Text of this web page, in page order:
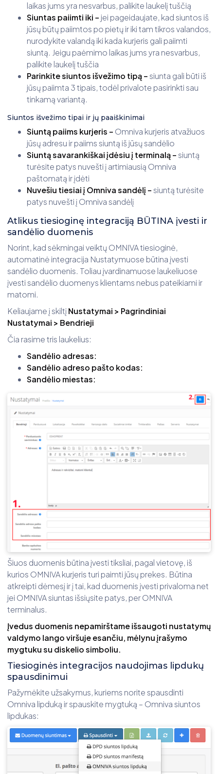
laikas jums yra nesvarbus, palikite laukelį tuščią
Siuntas paiimti iki – jei pageidaujate, kad siuntos iš
jūsų būtų paiimtos po pietų ir iki tam tikros valandos,
nurodykite valandą iki kada kurjeris gali paiimti
siuntą. Jeigu paėmimo laikas jums yra nesvarbus,
palikite laukelį tuščia
Parinkite siuntos išvežimo tipą –siunta gali būti iš
jūsų paiimta 3 tipais, todėl privalote pasirinkti sau
tinkamą variantą.
Siuntos išvežimo tipai ir jų paaiškinimai
Siuntą paiims kurjeris – Omniva kurjeris atvažiuos
jūsų adresu ir paiims siuntą iš jūsų sandėlio
Siuntą savarankiškai įdėsiu į terminalą –siuntą
turėsite patys nuvešti į artimiausią Omniva
paštomatą ir įdėti
Nuvešiu tiesiai į Omniva sandėlį –siuntą turėsite
patys nuvešti į Omniva sandėlį
Atlikus tiesioginę integraciją BŪTINA įvesti ir
sandėlio duomenis
Norint, kad sėkmingai veiktų OMNIVA tiesioginė,
automatinė integracija Nustatymuose būtina įvesti
sandėlio duomenis. Toliau įvardinamuose laukeliuose
įvesti sandėlio duomenys klientams nebus pateikiami ir
matomi.
Keliaujame į skiltįNustatymai > Pagrindiniai
Nustatymai > Bendrieji
Čia rasime tris laukelius:
Sandėlio adresas:
Sandėlio adreso pašto kodas:
Sandėlio miestas:
Šiuos duomenis būtina įvesti tiksliai, pagal vietovę, iš
kurios OMNIVA kurjeris turi paimti jūsų prekes. Būtina
atkreipti dėmesį ir į tai, kad duomenis įvesti privaloma net
jei OMNIVA siuntas išsiųsite patys, per OMNIVA
terminalus.
Įvedus duomenis nepamirštame išsaugoti nustatymų
valdymo lango viršuje esančiu, mėlynu įrašymo
mygtuku su diskelio simboliu.
Tiesioginės integracijos naudojimas lipdukų
spausdinimui
Pažymėkite užsakymus, kuriems norite spausdinti
Omniva lipduką ir spauskite mygtuką – Omniva siuntos
lipdukas: